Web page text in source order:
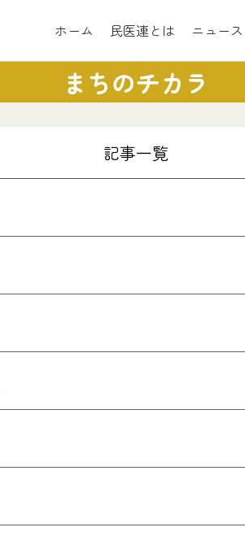
ホーム 民医連とは ニュース
まちのチカラ
記事一覧